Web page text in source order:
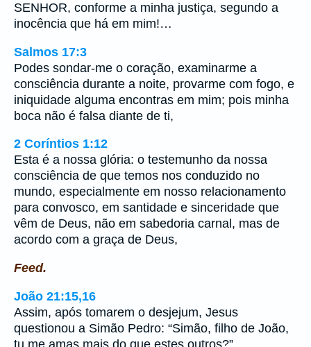
SENHOR, conforme a minha justiça, segundo a
inocência que há em mim!…
Salmos 17:3
Podes sondar-me o coração, examinarme a
consciência durante a noite, provarme com fogo, e
iniquidade alguma encontras em mim; pois minha
boca não é falsa diante de ti,
2 Coríntios 1:12
Esta é a nossa glória: o testemunho da nossa
consciência de que temos nos conduzido no
mundo, especialmente em nosso relacionamento
para convosco, em santidade e sinceridade que
vêm de Deus, não em sabedoria carnal, mas de
acordo com a graça de Deus,
Feed.
João 21:15,16
Assim, após tomarem o desjejum, Jesus
questionou a Simão Pedro: “Simão, filho de João,
tu me amas mais do que estes outros?”